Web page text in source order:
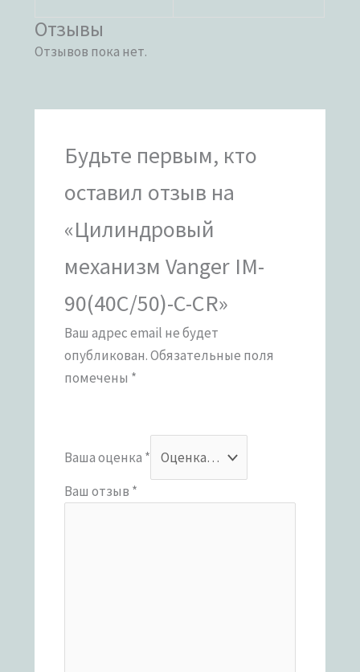
Отзывы
Отзывов пока нет.
Будьте первым, кто
оставил отзыв на
«Цилиндровый
механизм Vanger IM-
90(40C/50)-C-CR»
Ваш адрес email не будет
опубликован.Обязательные поля
помечены *
Ваша оценка *
Ваш отзыв *